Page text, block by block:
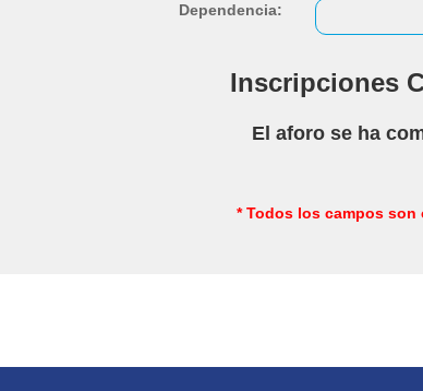
Dependencia:
Inscripciones
El aforo se ha
* Todos los campos